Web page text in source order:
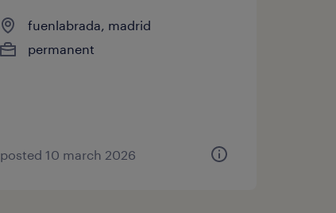
fuenlabrada, madrid
permanent
posted 10 march 2026